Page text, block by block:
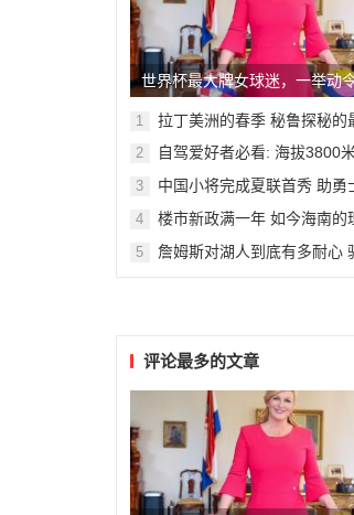
世界杯最大牌女球迷，一举动
1 拉丁美洲的春季 秘鲁探秘的
2
自驾爱好者必看: 海拔3800
3
中国小将完成夏联首秀 助勇
4
楼市新政满一年 如今海南的
5
詹姆斯对湖人到底有多耐心
评论最多的文章